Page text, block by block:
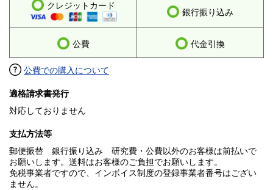
クレジットカード
銀行振り込み
公費 代金引換
公費での購入について
適格請求書発行
対応しておりません
支払方法等
郵便振替 銀行振り込み 研究費・公費以外のお客様は前払いで
お願いします。送料はお客様のご負担でお願いします。
免税事業者ですので、インボイス制度の登録事業者番号はござい
ません。